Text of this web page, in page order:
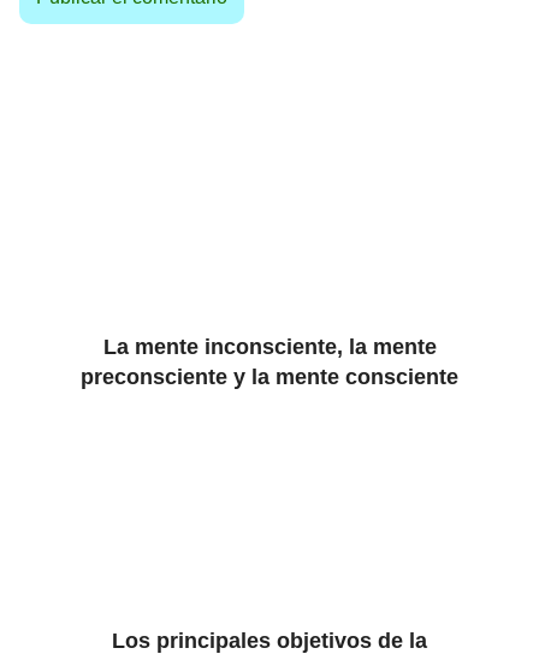
La mente inconsciente, la mente
preconsciente y la mente consciente
Los principales objetivos de la